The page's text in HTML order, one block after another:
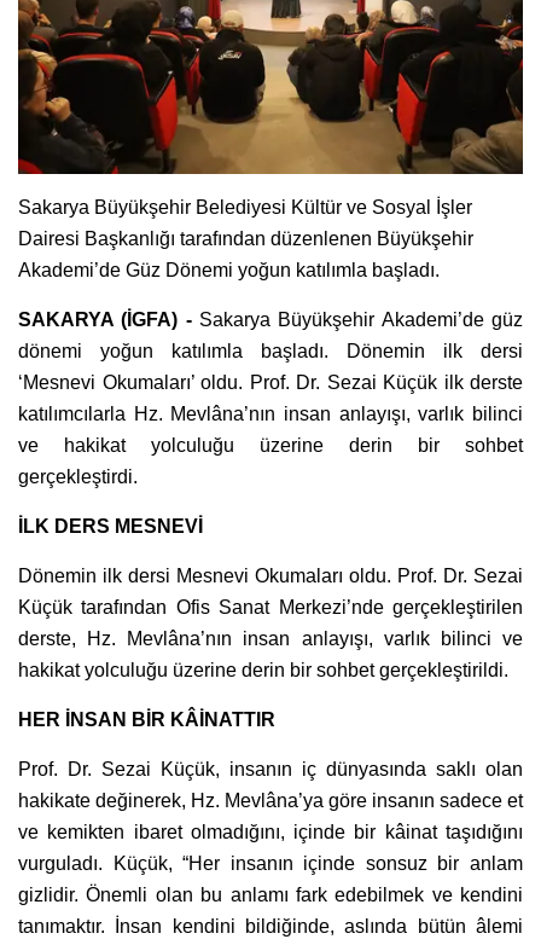
Sakarya Büyükşehir Belediyesi Kültür ve Sosyal İşler
Dairesi Başkanlığı tarafından düzenlenen Büyükşehir
Akademi’de Güz Dönemi yoğun katılımla başladı.
SAKARYA (İGFA) - Sakarya Büyükşehir Akademi’de güz
dönemi yoğun katılımla başladı. Dönemin ilk dersi
‘Mesnevi Okumaları’ oldu. Prof. Dr. Sezai Küçük ilk derste
katılımcılarla Hz. Mevlâna’nın insan anlayışı, varlık bilinci
ve hakikat yolculuğu üzerine derin bir sohbet
gerçekleştirdi.
İLK DERS MESNEVİ
Dönemin ilk dersi Mesnevi Okumaları oldu. Prof. Dr. Sezai
Küçük tarafından Ofis Sanat Merkezi’nde gerçekleştirilen
derste, Hz. Mevlâna’nın insan anlayışı, varlık bilinci ve
hakikat yolculuğu üzerine derin bir sohbet gerçekleştirildi.
HER İNSAN BİR KÂİNATTIR
Prof. Dr. Sezai Küçük, insanın iç dünyasında saklı olan
hakikate değinerek, Hz. Mevlâna’ya göre insanın sadece et
ve kemikten ibaret olmadığını, içinde bir kâinat taşıdığını
vurguladı. Küçük, “Her insanın içinde sonsuz bir anlam
gizlidir. Önemli olan bu anlamı fark edebilmek ve kendini
tanımaktır. İnsan kendini bildiğinde, aslında bütün âlemi